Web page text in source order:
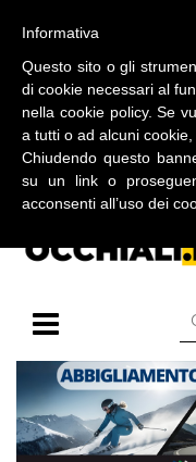
BLOG SU OCCHIALI DA SOLE
Informativa
Questo sito o gli
di cookie necessari al
nella cookie policy. Se
a tutti o ad alcuni
Chiudendo questo
su un link o
acconsenti all’uso dei